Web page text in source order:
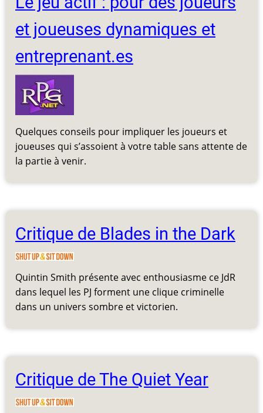
et joueuses dynamiques et
entreprenant.es
Quelques conseils pour impliquer les joueurs et
joueuses qui s’assoient à votre table sans attente de
la partie à venir.
Critique de Blades in the Dark
Quintin Smith présente avec enthousiasme ce JdR
dans lequel les PJ forment une clique criminelle
dans un univers sombre et victorien.
Critique de The Quiet Year